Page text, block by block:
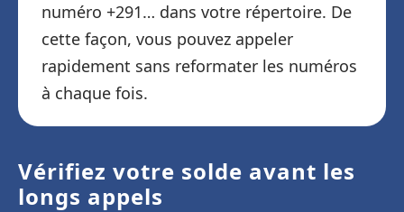
numéro +291… dans votre répertoire. De
cette façon, vous pouvez appeler
rapidement sans reformater les numéros
à chaque fois.
Vérifiez votre solde avant les
longs appels